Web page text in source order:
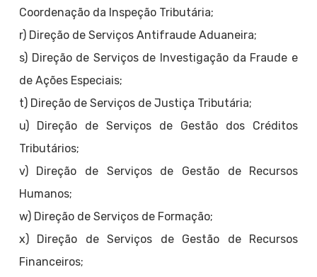
Coordenação da Inspeção Tributária;
r) Direção de Serviços Antifraude Aduaneira;
s) Direção de Serviços de Investigação da Fraude e
de Ações Especiais;
t) Direção de Serviços de Justiça Tributária;
u) Direção de Serviços de Gestão dos Créditos
Tributários;
v) Direção de Serviços de Gestão de Recursos
Humanos;
w) Direção de Serviços de Formação;
x) Direção de Serviços de Gestão de Recursos
Financeiros;